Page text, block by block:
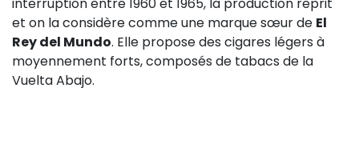
et on la considère comme une marque sœur de El
Rey del Mundo. Elle propose des cigares légers à
moyennement forts, composés de tabacs de la
Vuelta Abajo.